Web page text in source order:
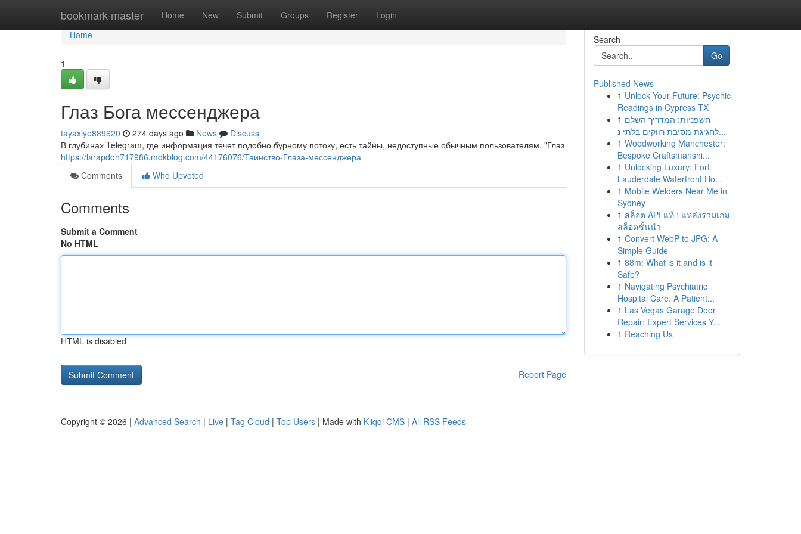
bookmark-master Home New Submit Groups Register Login
Home
Home
1
Глаз Бога мессенджера
tayaxlye889620 274 days ago News
Discuss
В глубинах Telegram, где информация течет подобно бурному потоку, есть тайны, недоступные обычным пользователям. "Глаз
https://larapdoh717986.mdkblog.com/44176076/Таинство-Глаза-мессенджера
Comments
Who Upvoted
Comments
Submit a Comment
No HTML
HTML is disabled
Report Page
Search
Go
Published News
1 Unlock Your Future: Psychic
Readings in Cypress TX
1 חשפניות: המדריך השלם
לחגיגת מסיבת רווקים בלתי נ...
1 Woodworking Manchester:
Bespoke Craftsmanshi...
1 Unlocking Luxury: Fort
Lauderdale Waterfront Ho...
1 Mobile Welders Near Me in
Sydney
1 สล็อต API แท้ : แหล่งรวมเกม
สล็อตชั้นนำ
1 Convert WebP to JPG: A
Simple Guide
1 88m: What is it and is it
Safe?
1 Navigating Psychiatric
Hospital Care: A Patient...
1 Las Vegas Garage Door
Repair: Expert Services Y...
1 Reaching Us
Copyright © 2026 | Advanced Search | Live | Tag Cloud | Top Users | Made with Kliqqi CMS | All RSS Feeds